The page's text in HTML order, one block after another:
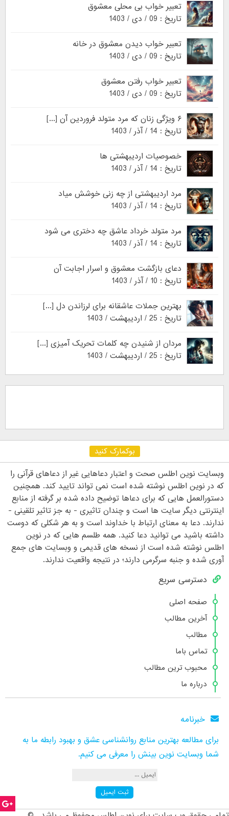
تعبیر خواب بی محلی معشوق
تاریخ : 09 / دی / 1403
تعبیر خواب دیدن معشوق در خانه
تاریخ : 09 / دی / 1403
تعبیر خواب رفتن معشوق
تاریخ : 09 / دی / 1403
۶ ویژگی زنان که مرد متولد فروردین آن [...]
تاریخ : 14 / آذر / 1403
خصوصیات اردیبهشتی ها
تاریخ : 14 / آذر / 1403
مرد اردیبهشتی از چه زنی خوشش میاد
تاریخ : 14 / آذر / 1403
مرد متولد خرداد عاشق چه دختری می شود
تاریخ : 14 / آذر / 1403
دعای بازگشت معشوق و اسرار اجابت آن
تاریخ : 10 / آذر / 1403
بهترین جملات عاشقانه برای لرزاندن دل [...]
تاریخ : 25 / اردیبهشت / 1403
مردان از شنیدن چه کلمات تحریک آمیزی [...]
تاریخ : 25 / اردیبهشت / 1403
بوکمارک کنید
وبسایت نوین اطلس صحت و اعتبار دعاهایی غیر از دعاهای قرآنی را
که در نوین اطلس نوشته شده است نمی تواند تایید کند. همچنین
دستورالعمل هایی که برای دعاها توضیح داده شده بر گرفته از منابع
اینترنتی دیگر سایت ها است و چندان تاثیری - به جز تاثیر تلقینی -
ندارند. دعا به معنای ارتباط با خداوند است و به هر شکلی که دوست
داشته باشید می توانید دعا کنید. همه طلسم هایی که در نوین
اطلس نوشته شده است از نسخه های قدیمی و وبسایت های جمع
آوری شده و جنبه سرگرمی دارند؛ در نتیجه واقعیت ندارند.
دسترسی سریع
صفحه اصلی
آخرین مطالب
مطالب
تماس باما
محبوب ترین مطالب
درباره ما
خبرنامه
برای مطالعه بهترین منابع روانشناسی عشق و بهبود رابطه ما به
شما وبسایت نوین بینش را معرفی می کنیم.